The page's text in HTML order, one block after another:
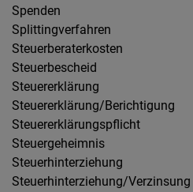
Spenden
Splittingverfahren
Steuerberaterkosten
Steuerbescheid
Steuererklärung
Steuererklärung/Berichtigung
Steuererklärungspflicht
Steuergeheimnis
Steuerhinterziehung
Steuerhinterziehung/Verzinsung